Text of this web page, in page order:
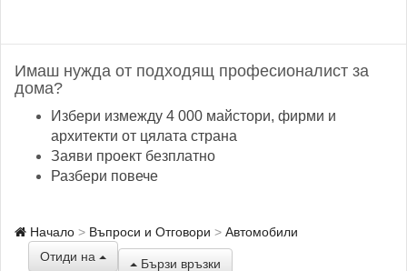
Имаш нужда от подходящ професионалист за
дома?
Избери измежду 4 000 майстори, фирми и
архитекти от цялата страна
Заяви проект безплатно
Разбери повече
Начало Въпроси и Отговори
Автомобили
Отиди на
Бързи връзки